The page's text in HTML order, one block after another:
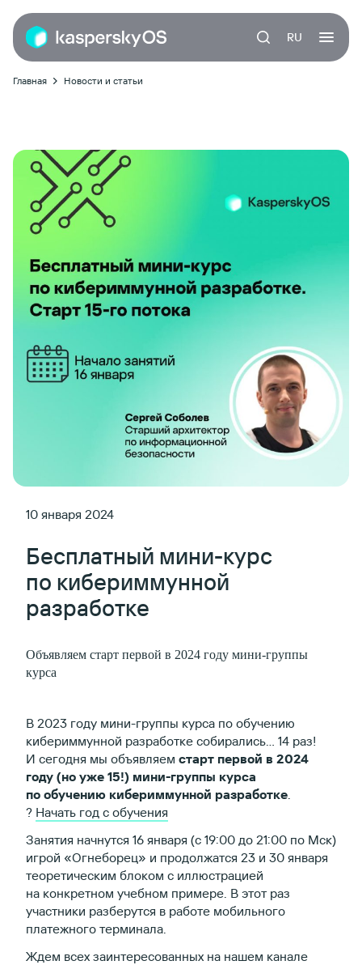
RU
Главная Новости и статьи
10 января 2024
Бесплатный мини-курс
по кибериммунной
разработке
Объявляем старт первой в 2024 году мини-группы
курса
В 2023 году мини-группы курса по обучению
кибериммунной разработке собирались… 14 раз!
И сегодня мы объявляем старт первой в 2024
году (но уже 15!) мини-группы курса
по обучению кибериммунной разработке.
? Начать год с обучения
Занятия начнутся 16 января (с 19:00 до 21:00 по Мск)
игрой «Огнеборец» и продолжатся 23 и 30 января
теоретическим блоком с иллюстрацией
на конкретном учебном примере. В этот раз
участники разберутся в работе мобильного
платежного терминала.
Ждем всех заинтересованных на нашем канале